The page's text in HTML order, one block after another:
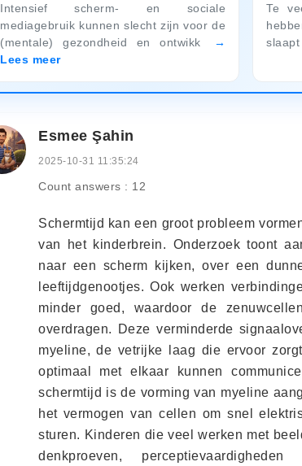
Intensief scherm- en sociale
mediagebruik kunnen slecht zijn voor de
(mentale) gezondheid en ontwikk
Lees meer
Te
slaapt
Esmee Şahin
2025-10-31 11:35:24
Count answers : 12
Schermtijd kan een groot probleem
van het kinderbrein. Onderzoek toont
naar een scherm kijken, over een
leeftijdgenootjes. Ook werken
minder goed, waardoor de
overdragen. Deze verminderde
myeline, de vetrijke laag die ervoor
optimaal met elkaar kunnen
schermtijd is de vorming van myeline
het vermogen van cellen om snel
sturen. Kinderen die veel werken met
denkproeven,